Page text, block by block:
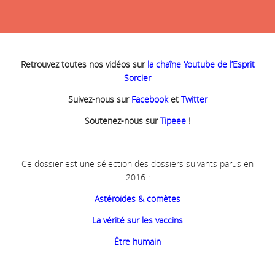
Retrouvez toutes nos vidéos sur la chaîne Youtube de l’Esprit
Sorcier
Suivez-nous sur Facebooket Twitter
Soutenez-nous surTipeee !
Ce dossier est une sélection des dossiers suivants parus en
2016 :
Astéroïdes & comètes
La vérité sur les vaccins
Être humain